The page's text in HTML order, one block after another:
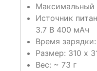
Максимальный
Источник
3.7 В 400 мАч
Время
Размер: 310 х
Вес: ~ 73 г